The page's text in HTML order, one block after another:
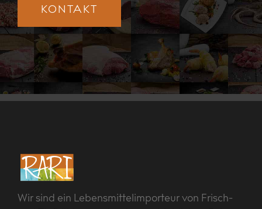
KONTAKT
Wir sind ein Lebensmittelimporteur von Frisch-